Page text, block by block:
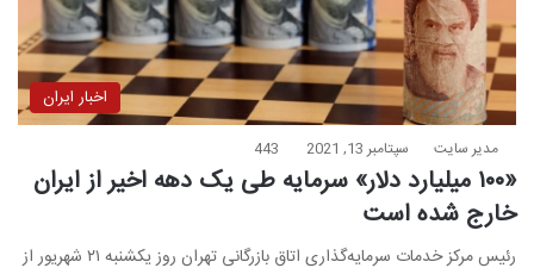
اخبار ایران
مدیر سایت سپتامبر 13, 2021 443
«۱۰۰ میلیارد دلار» سرمایه طی یک دهه اخیر از ایران
خارج شده است
رئیس مرکز خدمات سرمایه‌گذاری اتاق بازرگانی تهران روز یکشنبه ۲۱ شهریور از